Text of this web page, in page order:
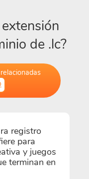
de .lc?
registro
para
y juegos
terminan en